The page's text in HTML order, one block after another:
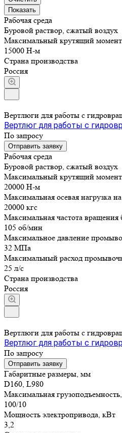
Рабочая среда
Буровой раствор, сжатый воздух
Максимальный крутящий момент
15000 Н-м
Страна производства
Россия
Вертлюги для работы с
Вертлюг для работы с
По запросу
Отправить заявку
Рабочая среда
Буровой раствор, сжатый воздух
Максимальный крутящий момент
20000 Н-м
Максимальная осевая нагрузка
20000 кгс
Максимальная частота вращения
105 об/мин
Максимальное давление
32 МПа
Максимальный расход
25 л/с
Страна производства
Россия
Вертлюги для работы с
Вертлюг для работы с
По запросу
Отправить заявку
Габаритные размеры, мм
D160, L980
Максимальная
100/10
Мощность электропривода, кВт
3,2